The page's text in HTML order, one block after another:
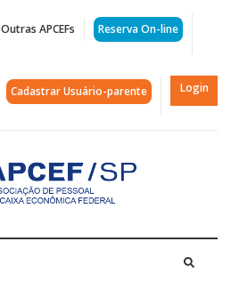
Outras APCEFs Reserva On-line
Cadastrar Usuário-parente Login